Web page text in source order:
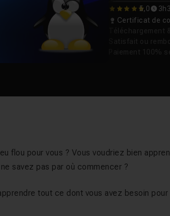
5 5,0
Certificat de
flou pour vous ? Vous voudriez bien
savez pas par où commencer ?
tout ce dont vous avez besoin pour